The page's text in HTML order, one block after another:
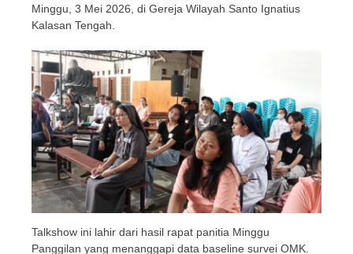
Minggu, 3 Mei 2026, di Gereja Wilayah Santo Ignatius
Kalasan Tengah.
Talkshow ini lahir dari hasil rapat panitia Minggu
Panggilan yang menanggapi data baseline survei OMK.